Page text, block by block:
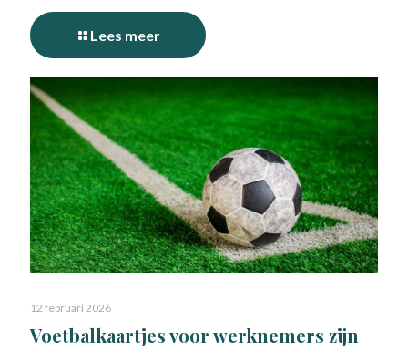
Lees meer
12 februari 2026
Voetbalkaartjes voor werknemers zijn